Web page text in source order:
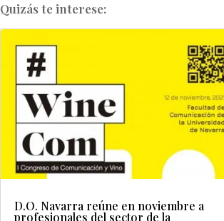
Quizás te interese:
D.O. Navarra reúne en noviembre a
profesionales del sector de la